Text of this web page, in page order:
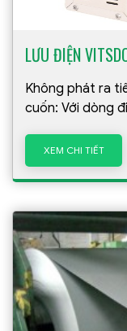
LƯU ĐIỆN
Không phát ra
cuốn: Với dòng
phảiXEM CHI TIẾT